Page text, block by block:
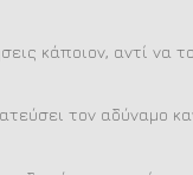
κάποιον, αντί να
τον αδύναμο